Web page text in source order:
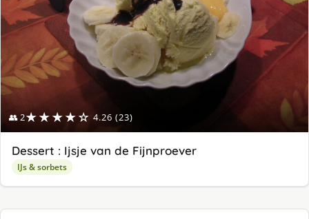
👥 2★★★★☆ 4.26 (23)
Dessert : Ijsje van de Fijnproever
IJs & sorbets